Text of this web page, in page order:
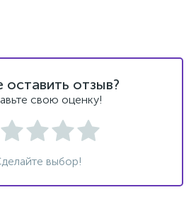
оставить отзыв?
свою оценку!
выбор!